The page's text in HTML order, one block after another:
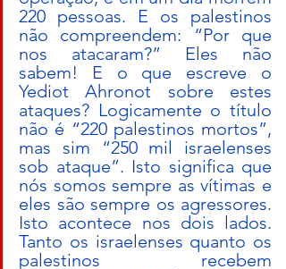
220 pessoas. E os palestinos
não compreendem: “Por que
nos atacaram?” Eles não
sabem! E o que escreve o
Yediot Ahronot sobre estes
ataques? Logicamente o título
não é “220 palestinos mortos”,
mas sim “250 mil israelenses
sob ataque”. Isto significa que
nós somos sempre as vítimas e
eles são sempre os agressores.
Isto acontece nos dois lados.
Tanto os israelenses quanto os
palestinos recebem